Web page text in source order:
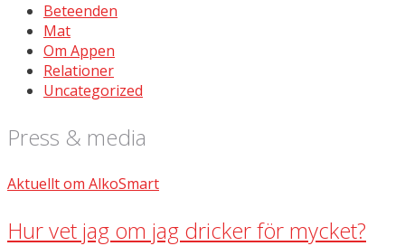
Beteenden
Mat
Om Appen
Relationer
Uncategorized
Press & media
Aktuellt om AlkoSmart
Hur vet jag om jag dricker för mycket?